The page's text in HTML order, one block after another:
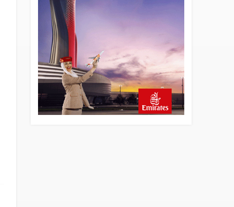
Fly Baghdad ABD yaptırım
listesinden çıkarıldı
Elektrikli uçaklar Avrupa’da
kısa rotalara hazırlanıyor
12 saat önce
Trump’ı taşıyan Marine One,